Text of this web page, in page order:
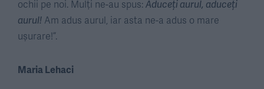
ochii pe noi. Mulți ne-au spus:Aduceți aurul, aduceți
aurul! Am adus aurul, iar asta ne-a adus o mare
ușurare!”.
Maria Lehaci